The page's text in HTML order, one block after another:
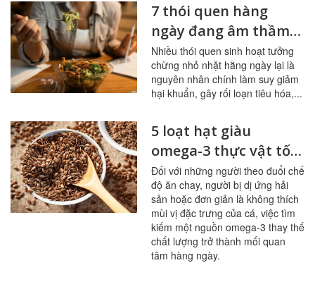
7 thói quen hàng
ngày đang âm thầm
tàn phá đường ruột
Nhiều thói quen sinh hoạt tưởng
chừng nhỏ nhặt hằng ngày lại là
nguyên nhân chính làm suy giảm
hại khuẩn, gây rối loạn tiêu hóa,...
5 loạt hạt giàu
omega-3 thực vật tốt
nhất cho người ít ăn
cá
Đối với những người theo đuổi chế
độ ăn chay, người bị dị ứng hải
sản hoặc đơn giản là không thích
mùi vị đặc trưng của cá, việc tìm
kiếm một nguồn omega-3 thay thế
chất lượng trở thành mối quan
tâm hàng ngày.